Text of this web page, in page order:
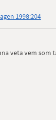
1998:204
veta vem